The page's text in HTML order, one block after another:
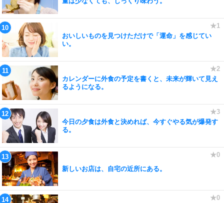
おいしいものを見つけただけで「運命」を感じてい
い。
カレンダーに外食の予定を書くと、未来が輝いて見え
るようになる。
今日の夕食は外食と決めれば、今すぐやる気が爆発す
る。
新しいお店は、自宅の近所にある。